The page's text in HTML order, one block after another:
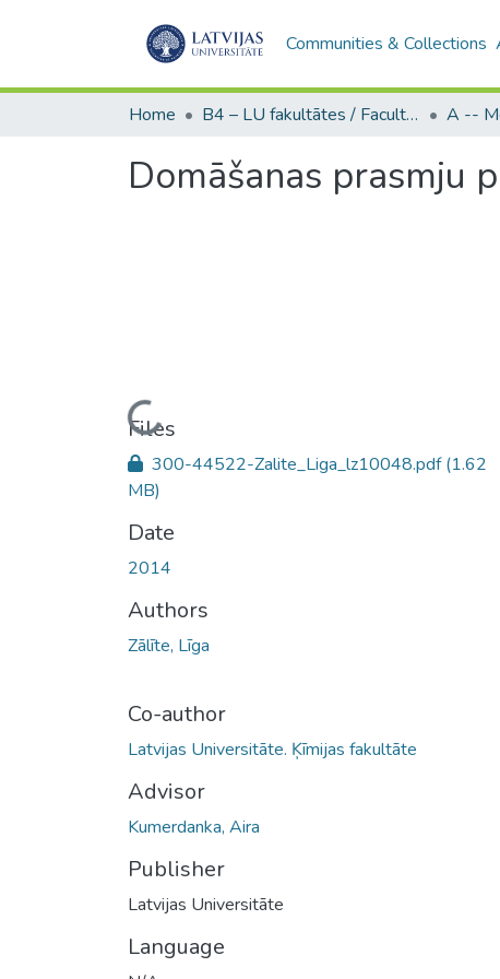
Communities & Collections
Home B4 – LU fakultātes / Faculties of the UL
Domāšanas prasmju
Loading...
Files
300-44522-Zalite_Liga_lz10048.pdf(1.62
MB)
Date
2014
Authors
Zālīte, Līga
Co-author
Latvijas Universitāte. Ķīmijas fakultāte
Advisor
Kumerdanka, Aira
Publisher
Latvijas Universitāte
Language